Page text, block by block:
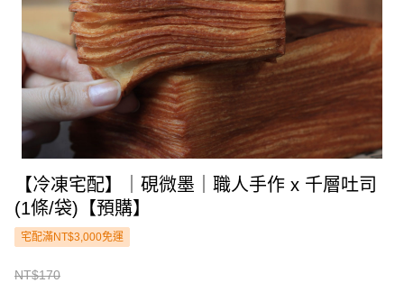
【冷凍宅配】｜硯微墨｜職人手作 x 千層吐司
(1條/袋)【預購】
宅配滿NT$3,000免運
NT$170